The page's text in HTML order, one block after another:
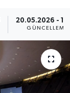
20.05.2026 -
GÜNCELLEME